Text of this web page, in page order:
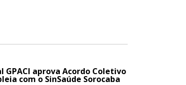
aprova Acordo Coletivo
com o SinSaúde Sorocaba